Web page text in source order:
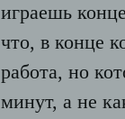
играешь
что, в конце
работа, но
минут, а не